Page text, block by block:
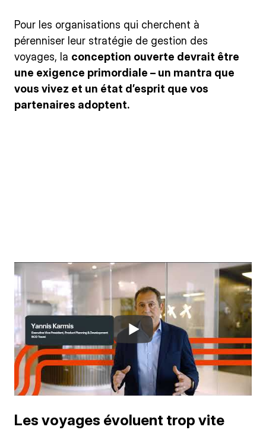
Pour les organisations qui cherchent à
pérenniser leur stratégie de gestion des
voyages, la conception ouverte devrait être
une exigence primordiale – un mantra que
vous vivez et un état d’esprit que vos
partenaires adoptent.
Les voyages évoluent trop vite